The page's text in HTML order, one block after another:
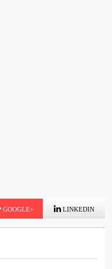
GOOGLE+ LINKEDIN